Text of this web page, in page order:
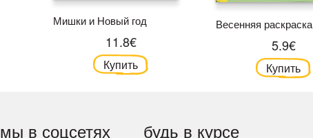
Мишки и Новый год
11.8€
Купить
Весенняя раскраска
5.9€
Купить
мы в соцсетях будь в курсе